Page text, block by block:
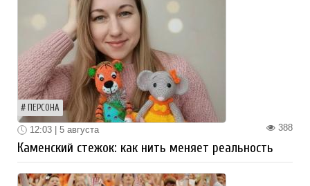
ПЕРСОНА
388
12:03 | 5 августа
Каменский стежок: как нить меняет реальность